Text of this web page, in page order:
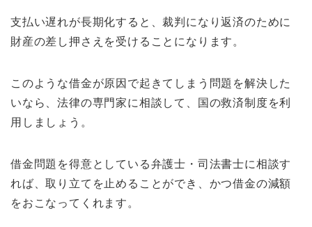
支払い遅れが長期化すると、裁判になり返済のために
財産の差し押さえを受けることになります。
このような借金が原因で起きてしまう問題を解決した
いなら、法律の専門家に相談して、国の救済制度を利
用しましょう。
借金問題を得意としている弁護士・司法書士に相談す
れば、取り立てを止めることができ、かつ借金の減額
をおこなってくれます。